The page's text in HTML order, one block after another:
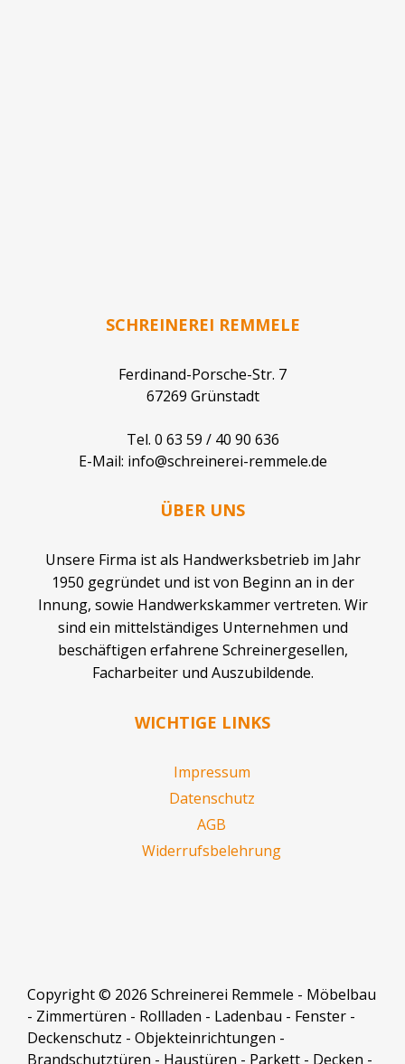
SCHREINEREI REMMELE
Ferdinand-Porsche-Str. 7
67269 Grünstadt
Tel. 0 63 59 / 40 90 636
E-Mail: info@schreinerei-remmele.de
ÜBER UNS
Unsere Firma ist als Handwerksbetrieb im Jahr
1950 gegründet und ist von Beginn an in der
Innung, sowie Handwerkskammer vertreten. Wir
sind ein mittelständiges Unternehmen und
beschäftigen erfahrene Schreinergesellen,
Facharbeiter und Auszubildende.
WICHTIGE LINKS
Impressum
Datenschutz
AGB
Widerrufsbelehrung
Copyright © 2026 Schreinerei Remmele - Möbelbau
- Zimmertüren - Rollladen - Ladenbau - Fenster -
Deckenschutz - Objekteinrichtungen -
Brandschutztüren - Haustüren - Parkett - Decken -